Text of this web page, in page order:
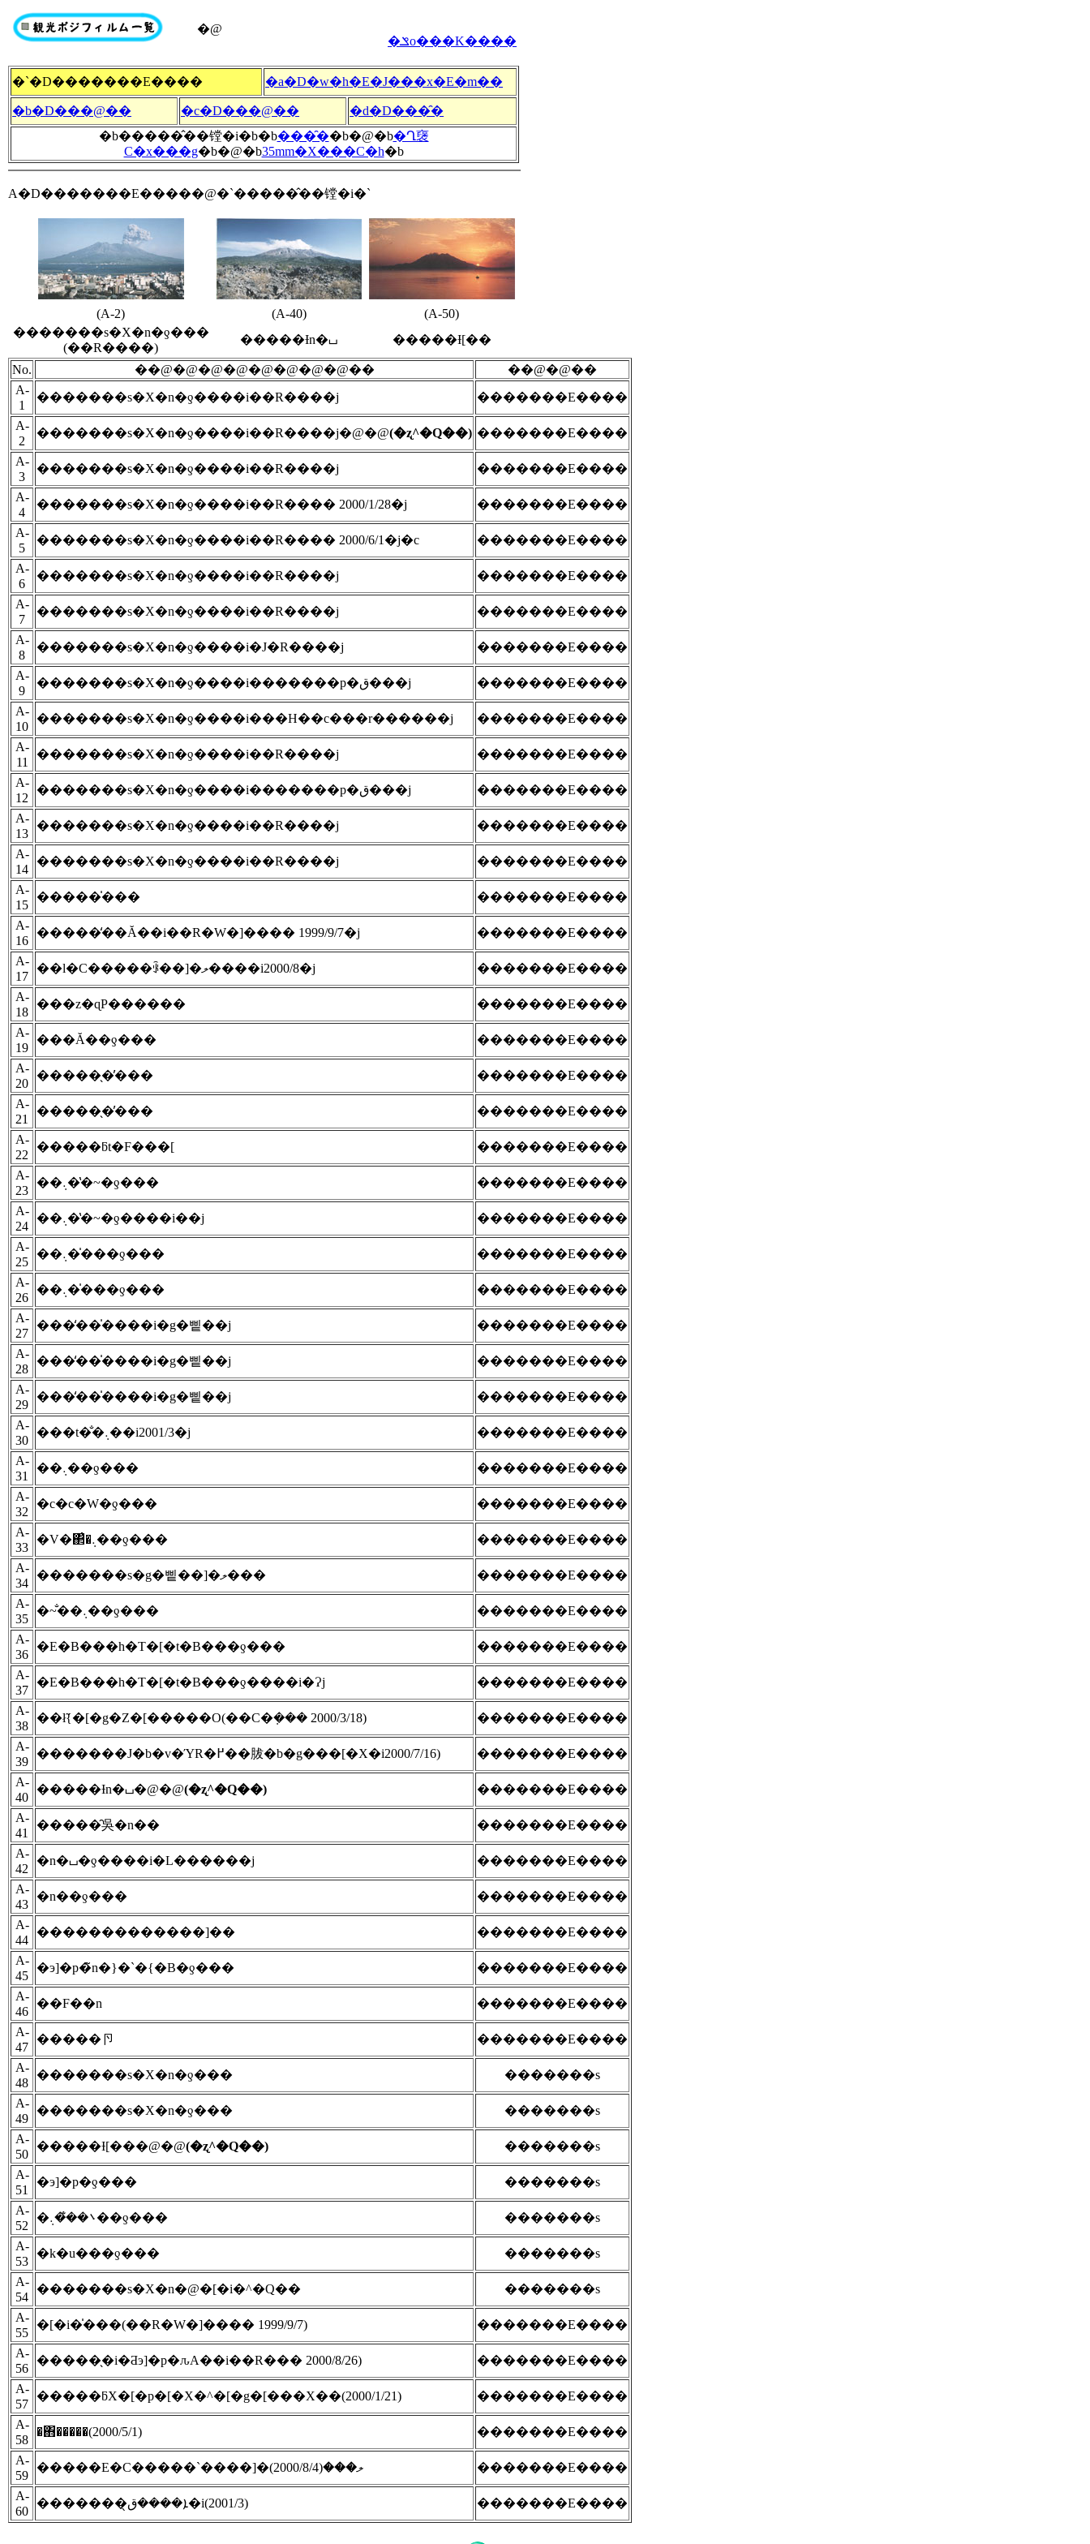
�@
�ݏo���K����
�`�D�������E���� �a�D�w�h�E�J���x�E�m��
�b�D���@�� �c�D���@��
�d�D���̑�
�b�����̂��镗�i�b�b���̑��b�@�b�Ղ襃
C�x���g�b�@�b35mm�X���C�h�b
A�D�������E�����@�`�����̂��镗�i�`
(A-2) (A-40)
(A-50)
�������s�X�n�ƍ���
(��R����)
�����Ɨn�⌴ �����Ɨ[��
No. ��@�@�@�@�@�@�@�@��
��@�@��
A-
1
�������s�X�n�ƍ����i��R����j �������E����
A-
2
�������s�X�n�ƍ����i��R����j�@�@(�ʐ^�Q��) �������E����
A-
3
�������s�X�n�ƍ����i��R����j �������E����
A-
4
�������s�X�n�ƍ����i��R���� 2000/1/28�j �������E����
A-
5
�������s�X�n�ƍ����i��R���� 2000/6/1�j�c �������E����
A-
6
�������s�X�n�ƍ����i��R����j �������E����
A-
7
�������s�X�n�ƍ����i��R����j �������E����
A-
8
�������s�X�n�ƍ����i�J�R����j �������E����
A-
9
�������s�X�n�ƍ����i�������p�ق���j �������E����
A-
10
�������s�X�n�ƍ����i���H��c���r������j �������E����
A-
11
�������s�X�n�ƍ����i��R����j �������E����
A-
12
�������s�X�n�ƍ����i�������p�ق���j �������E����
A-
13
�������s�X�n�ƍ����i��R����j �������E����
A-
14
�������s�X�n�ƍ����i��R����j �������E����
A-
15
�����̍��� �������E����
A-
16
�����̒��Ă��i��R�W�]���� 1999/9/7�j �������E����
A-
17
��l�C�����ꂩ��]�ލ����i2000/8�j �������E����
A-
18
���z�ɋP������ �������E����
A-
19
���Ă��ƍ��� �������E����
A-
20
�����̖�̕��� �������E����
A-
21
�����̖�̕��� �������E����
A-
22
�����ƃt�F���[ �������E����
A-
23
��܉��̔~�ƍ��� �������E����
A-
24
��܉��̔~�ƍ����i��j �������E����
A-
25
��܉��̍��ƍ��� �������E����
A-
26
��܉��̍��ƍ��� �������E����
A-
27
���̒��̍����i�g�삩��j �������E����
A-
28
���̒��̍����i�g�삩��j �������E����
A-
29
���̒��̍����i�g�삩��j �������E����
A-
30
���t�̐�܉��i2001/3�j �������E����
A-
31
��܉��ƍ��� �������E����
A-
32
�c�c�W�ƍ��� �������E����
A-
33
�V�΂̐�܉��ƍ��� �������E����
A-
34
�������s�g�삩��]�ލ��� �������E����
A-
35
�~�̐�܉��ƍ��� �������E����
A-
36
�E�B���h�T�[�t�B���ƍ��� �������E����
A-
37
�E�B���h�T�[�t�B���ƍ����i�Ɂj �������E����
A-
38
��ł̃{�[�g�Z�[�����O(��C�݂��� 2000/3/18) �������E����
A-
39
�������J�b�v�ΎR�߂��胈�b�g���[�X�i2000/7/16) �������E����
A-
40
�����Ɨn�⌴�@�@(�ʐ^�Q��) �������E����
A-
41
�����̑吳�n�� �������E����
A-
42
�n�⌴�ƍ����i�L������j �������E����
A-
43
�n��ƍ��� �������E����
A-
44
�������������]�� �������E����
A-
45
�э]�p�̃n�}�`�{�B�ƍ��� �������E����
A-
46
��F��n �������E����
A-
47
�����卪 �������E����
A-
48
�������s�X�n�ƍ��� �������s
A-
49
�������s�X�n�ƍ��� �������s
A-
50
�����Ɨ[���@�@(�ʐ^�Q��) �������s
A-
51
�э]�p�ƍ��� �������s
A-
52
�܌��̐�܉��ƍ��� �������s
A-
53
�k�u���ƍ��� �������s
A-
54
�������s�X�n�@�[�i�^�Q�� �������s
A-
55
�[�i�̍���(��R�W�]���� 1999/9/7) �������E����
A-
56
�����̖�i�Ƌэ]�p�ԉΑ��i��R��� 2000/8/26) �������E����
A-
57
�����ƃX�[�p�[�X�^�[�g�[���X��(2000/1/21) �������E����
A-
58
�΋�����(2000/5/1) �������E����
A-
59
�����E�C�����`����]�ލ���(2000/8/4) �������E����
A-
60
�������ܐ����ق̖�i(2001/3) �������E����